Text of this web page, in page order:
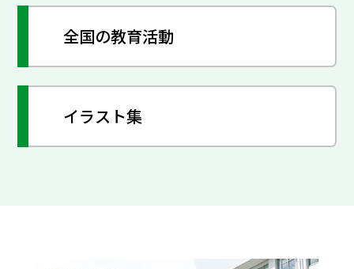
全国の教育活動
イラスト集